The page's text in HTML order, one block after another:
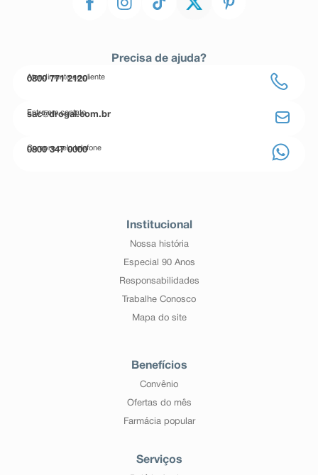
Precisa de ajuda?
Atendimento ao cliente
0800 771 2120
Entre em contato
sac@drogal.com.br
Compre pelo telefone
0800 347 0000
Institucional
Nossa história
Especial 90 Anos
Responsabilidades
Trabalhe Conosco
Mapa do site
Benefícios
Convênio
Ofertas do mês
Farmácia popular
Serviços